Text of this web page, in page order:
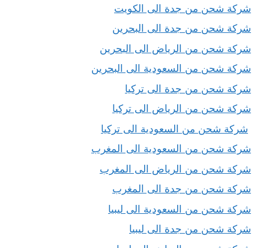
شركة شحن من جدة الى الكويت
شركة شحن من جدة الى البحرين
شركة شحن من الرياض الى البحرين
شركة شحن من السعودية الى البحرين
شركة شحن من جدة الى تركيا
شركة شحن من الرياض الى تركيا
شركة شحن من السعودية الى تركيا
شركة شحن من السعودية الى المغرب
شركة شحن من الرياض الى المغرب
شركة شحن من جدة الى المغرب
شركة شحن من السعودية الى ليبيا
شركة شحن من جدة الى ليبيا